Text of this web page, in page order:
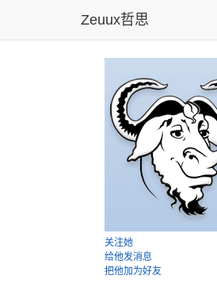
Zeuux哲思
关注她
给他发消息
把他加为好友